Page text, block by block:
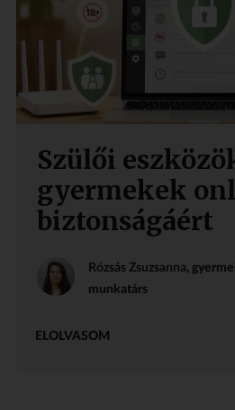
Szülői
gyermekek
biztonságáért
Rózsás Zsuzsanna,
munkatárs
ELOLVASOM